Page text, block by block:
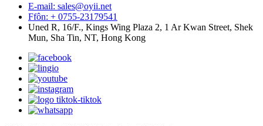
E-mail: sales@oyii.net
Ffôn: + 0755-23179541
Uned R, 16/F., Kings Wing Plaza 2, 1 Ar Kwan Street, Shek
Mun, Sha Tin, NT, Hong Kong